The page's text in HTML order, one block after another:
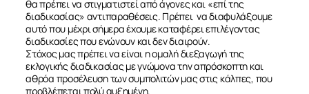
θα πρέπει να στιγματιστεί από άγονες και «επί της
διαδικασίας» αντιπαραθέσεις. Πρέπει να διαφυλάξουμε
αυτό που μέχρι σήμερα έχουμε καταφέρει επιλέγοντας
διαδικασίες που ενώνουν και δεν διαιρούν.
Στόχος μας πρέπει να είναι η ομαλή διεξαγωγή της
εκλογικής διαδικασίας με γνώμονα την απρόσκοπτη και
αθρόα προσέλευση των συμπολιτών μας στις κάλπες, που
προβλέπεται πολύ αυξημένη.